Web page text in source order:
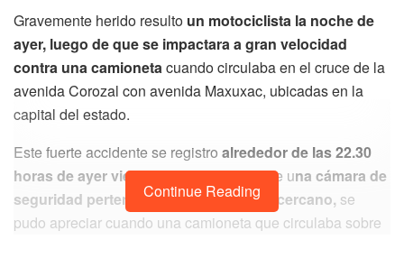
Gravemente herido resulto un motociclista la noche de
ayer, luego de que se impactara a gran velocidad
contra una camionetacuando circulaba en el cruce de la
avenida Corozal con avenida Maxuxac, ubicadas en la
capital del estado.
Este fuerte accidente se registro alrededor de las 22.30
horas de ayer viernes,donde a través de una cámara de
seguridad perteneciente a un negocio cercano, se
pudo apreciar cuando una camioneta que circulaba sobre
Continue Reading